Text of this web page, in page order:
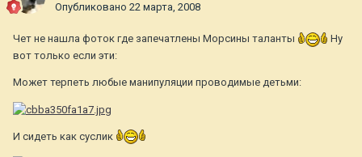
Опубликовано 22 марта, 2008
Чет не нашла фоток где запечатлены Морсины таланты
Ну
вот только если эти:
Может терпеть любые манипуляции проводимые детьми:
И сидеть как суслик